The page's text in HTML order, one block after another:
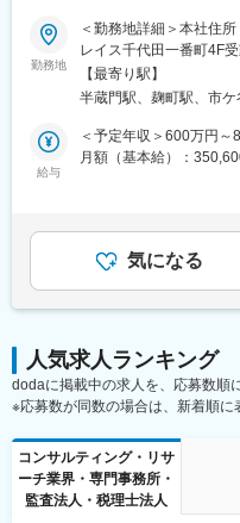
付加価値業務にフォー
■ポジション魅力
◎勤務地・働く場所は完
して成果にコミットし
に合わせて完全に自由
◎自社への投資権
金融機関在籍時にはコ
投資が可能です。自ら
て最大の醍醐味を味わえ
変更の範囲：会社の定め
ます！】
■業務内容
大手企業の経営者また
に対して、次世代リー
育体系構築、組織開発
す。
へのアプローチから、
チ業務、その後の初回
ので、課題感と状況を
※人事やコンサルワーク
■案件について：
300名～3000名の規模
粧品・食品メーカー、財
います。
案件化はマーケティン
ントは提案から実行ま
勤務地
＜勤務地詳細＞本社住
レイス千代田一番町4F
会社の定める事業所（
【最寄り駅】
半蔵門駅、麹町駅、市ケ
給与
＜予定年収＞600万円～
月額（基本給）：
給有無＞有＜残業手当
スト・コンサルタント
年俸900万円・マネージ
ー：年俸1,500万円・デ
くまでも目安の金額であ
ます。月給(月額)は固定
気になる
人気求人ランキング
dodaに掲載中の求人を、応募数順
※応募数が同数の場合は、新着順に
コンサルティング・リサ
ーチ業界・専門事務所・
監査法人・税理士法人